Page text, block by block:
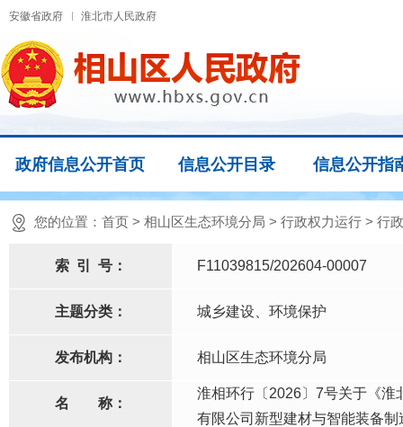
安徽省政府 淮北市人民政府
政府信息公开首页 信息公开目录 信息公开指
您的位置： 首页 > 相山区生态环境分局 > 行政权力运行 > 行
索 引 号： F11039815/202604-00007
主题分类： 城乡建设、环境保护
发布机构： 相山区生态环境分局
名 称：
淮相环行〔2026〕7号关于《淮
有限公司新型建材与智能装备制